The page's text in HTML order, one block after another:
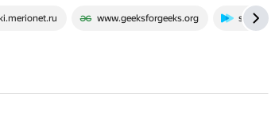
www.geeksforgeeks.org skyeng.ru